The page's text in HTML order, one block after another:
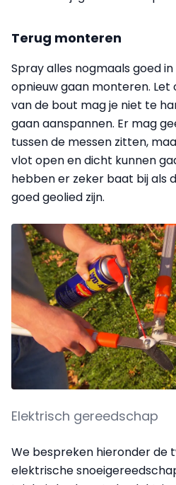
Terug monteren
Spray alles nogmaals goed
opnieuw gaan monteren. Let
van de bout mag je niet te
gaan aanspannen. Er mag
tussen de messen zitten,
vlot open en dicht kunnen
hebben er zeker baat bij als
goed geolied zijn.
Elektrisch gereedschap
We bespreken hieronder de
elektrische